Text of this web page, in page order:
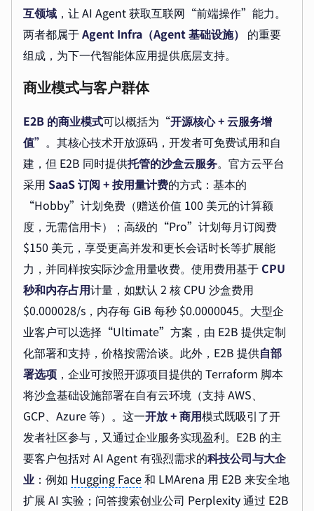
互领域 ，让 AI Agent 获取互联网“前端操作”能力。
两者都属于Agent Infra（Agent 基础设施） 的重要
组成，为下一代智能体应用提供底层支持。
商业模式与客户群体
E2B 的商业模式可以概括为“开源核心 + 云服务增
值” 。其核心技术开放源码，开发者可免费试用和自
建，但 E2B 同时提供托管的沙盒云服务。官方云平台
采用 SaaS 订阅 + 按用量计费的方式：基本的
“Hobby”计划免费（赠送价值 100 美元的计算额
度，无需信用卡）；高级的“Pro”计划每月订阅费
$150 美元，享受更高并发和更长会话时长等扩展能
力，并同样按实际沙盒用量收费。使用费用基于CPU
秒和内存占用计量，如默认 2 核 CPU 沙盒费用
$0.000028/s，内存每 GiB 每秒 $0.0000045。大型企
业客户可以选择“Ultimate”方案，由 E2B 提供定制
化部署和支持，价格按需洽谈。此外，E2B 提供自部
署选项 ，企业可按照开源项目提供的 Terraform 脚本
将沙盒基础设施部署在自有云环境（支持 AWS、
GCP、Azure 等）。这一开放 + 商用模式既吸引了开
发者社区参与，又通过企业服务实现盈利。E2B 的主
要客户包括对 AI Agent 有强烈需求的科技公司与大企
业 ：例如 Hugging Face和 LMArena 用 E2B 来安全地
扩展 AI 实验；问答搜索创业公司 Perplexity 通过 E2B